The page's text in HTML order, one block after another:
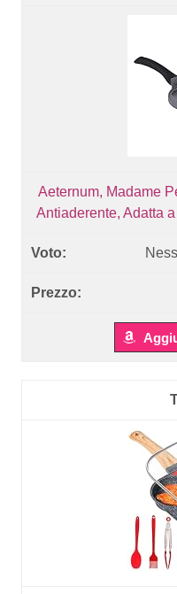
Aeternum, Madame
Antiaderente, Adatta